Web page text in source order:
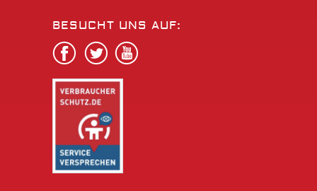
BESUCHT UNS AUF: